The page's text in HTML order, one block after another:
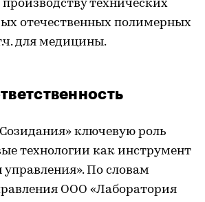
технических
отечественных полимерных
для медицины.
ключевую роль
технологии как инструмент
По словам
ООО «Лаборатория